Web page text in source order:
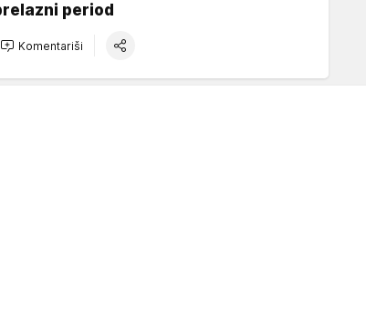
period
Komentariši